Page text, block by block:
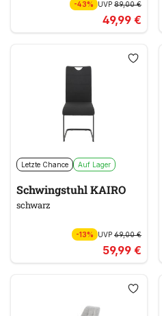
-43% UVP 89,00 €
49,99 €
Letzte Chance Auf Lager
Schwingstuhl KAIRO
schwarz
-13% UVP 69,00 €
59,99 €